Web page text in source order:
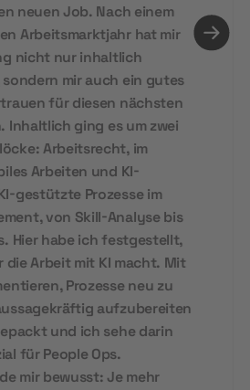
neuen Job. Nach einem
Arbeitsmarktjahr hat mir
nicht nur inhaltlich
mir auch ein gutes
für diesen nächsten
Inhaltlich ging es um zwei
Arbeitsrecht, im
Arbeiten und KI-
gestützte Prozesse im
von Skill-Analyse bis
Hier habe ich festgestellt,
die Arbeit mit KI macht. Mit
Prozesse neu zu
aufzubereiten
und ich sehe darin
für People Ops.
mir bewusst: Je mehr